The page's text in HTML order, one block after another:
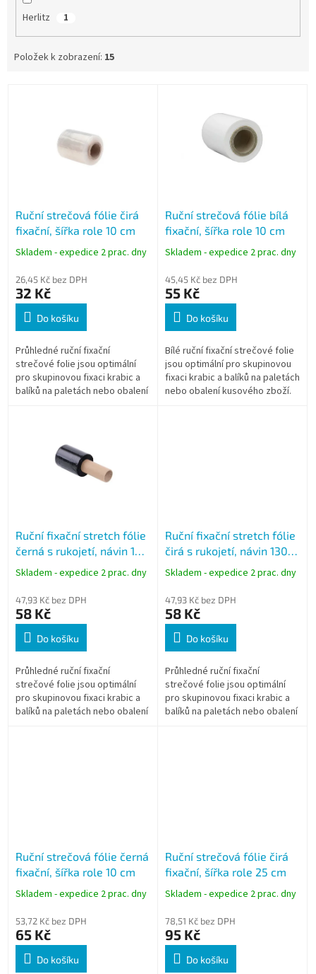
Herlitz 1
Položek k zobrazení: 15
Ruční strečová fólie čirá
fixační, šířka role 10 cm
Skladem - expedice 2 prac. dny
26,45 Kč bez DPH
32 Kč
Do košíku
Průhledné ruční fixační
strečové folie jsou optimální
pro skupinovou fixaci krabic a
balíků na paletách nebo obalení
Ruční strečová fólie bílá
fixační, šířka role 10 cm
Skladem - expedice 2 prac. dny
45,45 Kč bez DPH
55 Kč
Do košíku
Bílé ruční fixační strečové folie
jsou optimální pro skupinovou
fixaci krabic a balíků na paletách
nebo obalení kusového zboží.
Ruční fixační stretch fólie
černá s rukojetí, návin 150
m
Skladem - expedice 2 prac. dny
47,93 Kč bez DPH
58 Kč
Do košíku
Průhledné ruční fixační
strečové folie jsou optimální
pro skupinovou fixaci krabic a
balíků na paletách nebo obalení
Ruční fixační stretch fólie
čirá s rukojetí, návin 130
m
Skladem - expedice 2 prac. dny
47,93 Kč bez DPH
58 Kč
Do košíku
Průhledné ruční fixační
strečové folie jsou optimální
pro skupinovou fixaci krabic a
balíků na paletách nebo obalení
Ruční strečová fólie černá
fixační, šířka role 10 cm
Skladem - expedice 2 prac. dny
53,72 Kč bez DPH
65 Kč
Do košíku
Ruční strečová fólie čirá
fixační, šířka role 25 cm
Skladem - expedice 2 prac. dny
78,51 Kč bez DPH
95 Kč
Do košíku